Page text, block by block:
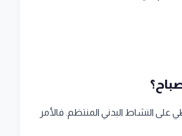
النشاط البدني المنتظم. فالأمر